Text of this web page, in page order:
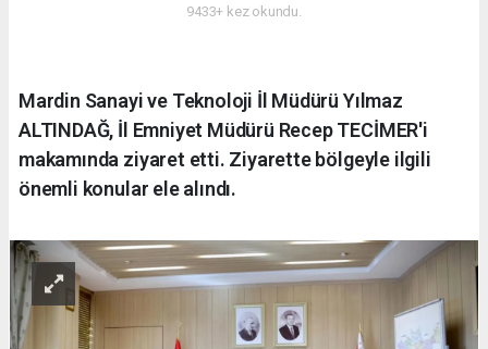
9433+ kez okundu.
Mardin Sanayi ve Teknoloji İl Müdürü Yılmaz
ALTINDAĞ, İl Emniyet Müdürü Recep TECİMER'i
makamında ziyaret etti. Ziyarette bölgeyle ilgili
önemli konular ele alındı.